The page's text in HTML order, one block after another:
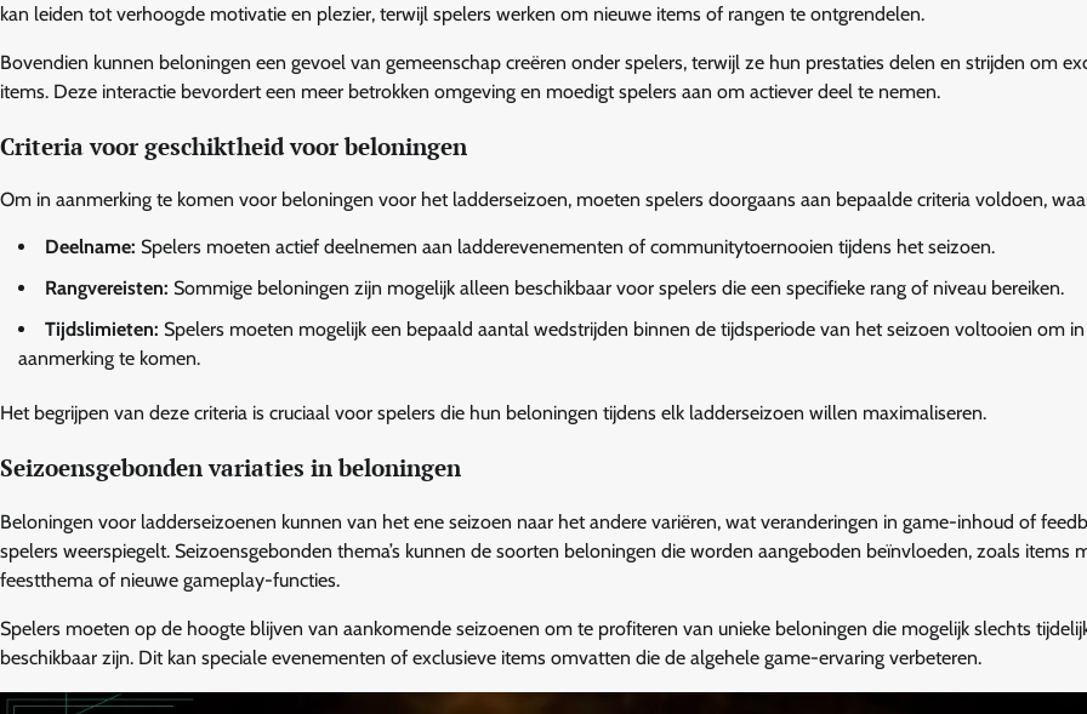
kan leiden tot verhoogde motivatie en plezier, terwijl spelers werken om nieuwe items of rangen te ontgrendelen.
Bovendien kunnen beloningen een gevoel van gemeenschap creëren onder spelers, terwijl ze hun prestaties delen en strijden om
items. Deze interactie bevordert een meer betrokken omgeving en moedigt spelers aan om actiever deel te nemen.
Criteria voor geschiktheid voor beloningen
Om in aanmerking te komen voor beloningen voor het ladderseizoen, moeten spelers doorgaans aan bepaalde criteria voldoen,
Deelname: Spelers moeten actief deelnemen aan ladderevenementen of communitytoernooien tijdens het seizoen.
Rangvereisten: Sommige beloningen zijn mogelijk alleen beschikbaar voor spelers die een specifieke rang of niveau bereiken.
Tijdslimieten: Spelers moeten mogelijk een bepaald aantal wedstrijden binnen de tijdsperiode van het seizoen voltooien om in
aanmerking te komen.
Het begrijpen van deze criteria is cruciaal voor spelers die hun beloningen tijdens elk ladderseizoen willen maximaliseren.
Seizoensgebonden variaties in beloningen
Beloningen voor ladderseizoenen kunnen van het ene seizoen naar het andere variëren, wat veranderingen in game-inhoud of
spelers weerspiegelt. Seizoensgebonden thema’s kunnen de soorten beloningen die worden aangeboden beïnvloeden, zoals items
feestthema of nieuwe gameplay-functies.
Spelers moeten op de hoogte blijven van aankomende seizoenen om te profiteren van unieke beloningen die mogelijk slechts
beschikbaar zijn. Dit kan speciale evenementen of exclusieve items omvatten die de algehele game-ervaring verbeteren.